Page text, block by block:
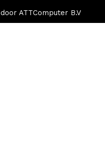
door ATTComputer B.V